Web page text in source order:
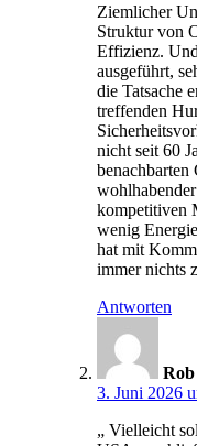
Ziemlicher
Struktur von
Effizienz.
ausgeführt,
die Tatsache
treffenden
nicht seit 60
benachbarten
kompetitiven
wenig
hat mit
immer nichts
Antworten
Rob
3. Juni 2026
„ Vielleicht